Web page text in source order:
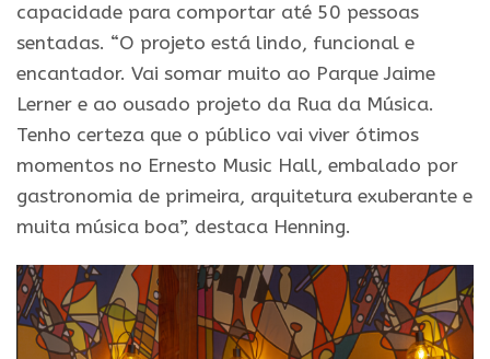
capacidade para comportar até 50 pessoas
sentadas. “O projeto está lindo, funcional e
encantador. Vai somar muito ao Parque Jaime
Lerner e ao ousado projeto da Rua da Música.
Tenho certeza que o público vai viver ótimos
momentos no Ernesto Music Hall, embalado por
gastronomia de primeira, arquitetura exuberante e
muita música boa”, destaca Henning.